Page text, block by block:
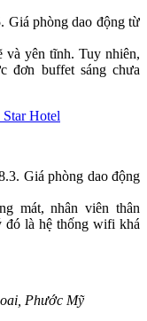
Giá phòng dao động từ
và yên tĩnh. Tuy nhiên,
đơn buffet sáng chưa
Hotel
Giá phòng dao động
mát, nhân viên thân
là hệ thống wifi khá
Phước Mỹ